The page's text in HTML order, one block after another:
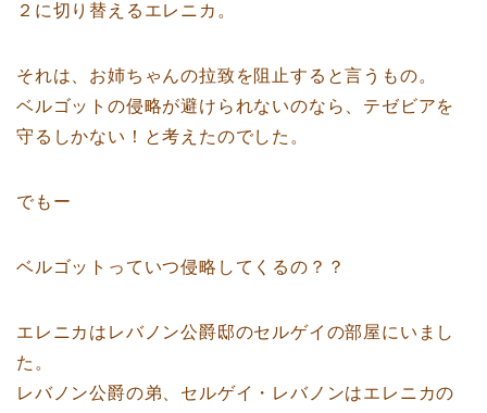
２に切り替えるエレニカ。
それは、お姉ちゃんの拉致を阻止すると言うもの。
ベルゴットの侵略が避けられないのなら、テゼビアを
守るしかない！と考えたのでした。
でもー
ベルゴットっていつ侵略してくるの？？
エレニカはレバノン公爵邸のセルゲイの部屋にいまし
た。
レバノン公爵の弟、セルゲイ・レバノンはエレニカの